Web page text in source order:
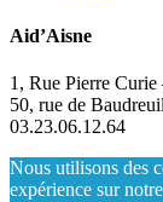
Aid’Aisne
1, Rue Pierre
50, rue de
03.23.06.12.64
Nous utilisons des
expérience sur